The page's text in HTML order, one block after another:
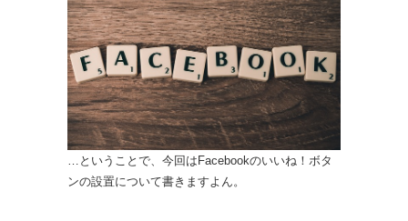
…ということで、今回はFacebookのいいね！ボタ
ンの設置について書きますよん。